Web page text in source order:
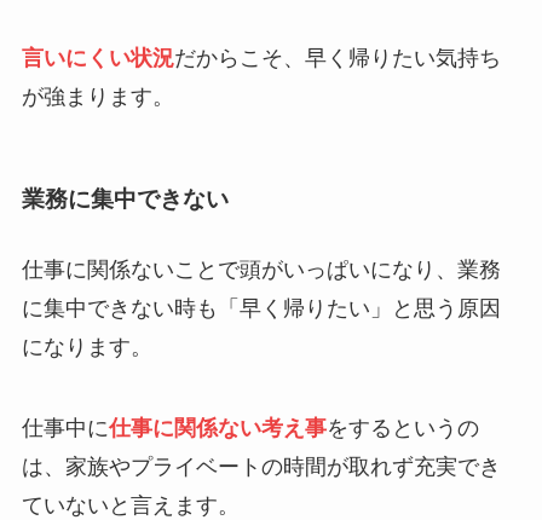
言いにくい状況だからこそ、早く帰りたい気持ち
が強まります。
業務に集中できない
仕事に関係ないことで頭がいっぱいになり、業務
に集中できない時も「早く帰りたい」と思う原因
になります。
仕事中に仕事に関係ない考え事をするというの
は、家族やプライベートの時間が取れず充実でき
ていないと言えます。